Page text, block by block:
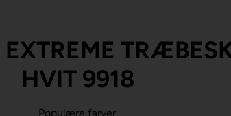
HVIT 9918
Populære farver